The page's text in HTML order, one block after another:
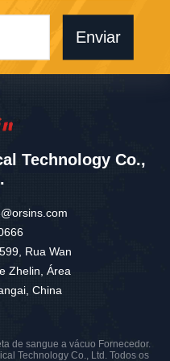
Enviar
Technology Co.,
Rua Wan
Zhelin, Área
China
de sangue a vácuo Fornecedor.
Technology Co., Ltd. Todos os